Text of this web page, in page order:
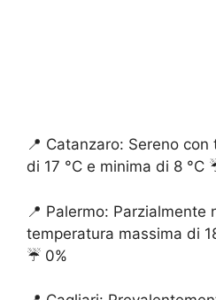
📍 Catanzaro: Sereno
di 17 °C e minima di 8 °C
📍 Palermo: Parzialmente
temperatura massima di
☔️ 0%